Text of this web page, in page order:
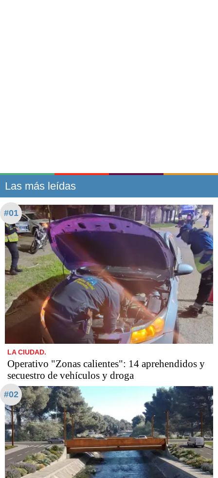
Las más leídas
#01
LA CIUDAD.
Operativo "Zonas calientes": 14 aprehendidos y
secuestro de vehículos y droga
#02